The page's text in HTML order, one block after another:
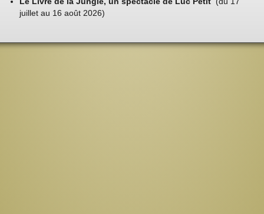
juillet au 16 août 2026)